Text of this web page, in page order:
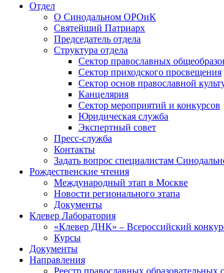
Отдел
О Синодальном ОРОиК
Святейший Патриарх
Председатель отдела
Структура отдела
Сектор православных
Сектор приходского просвещения
Сектор основ православной
Канцелярия
Сектор мероприятий и конкурсов
Юридическая служба
Экспертный совет
Пресс-служба
Контакты
Задать вопрос специалистам
Рождественские чтения
Международный этап в Москве
Новости регионального этапа
Документы
Клевер Лаборатория
«Клевер ДНК» – Всероссийский
Курсы
Документы
Направления
Реестр православных образовательных